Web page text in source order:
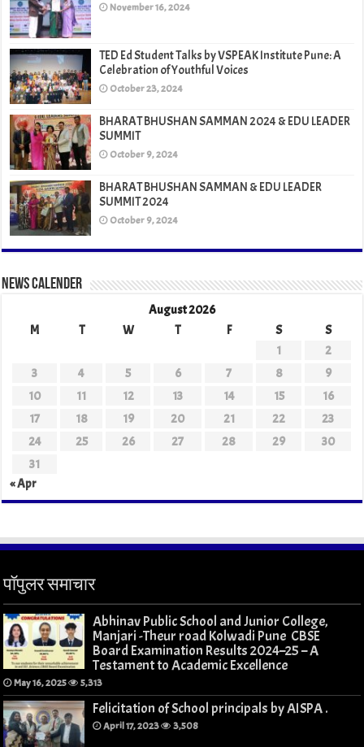
November 16, 2024
TED Ed Student Talks by VSPEAK Institute Pune: A
Celebration of Youthful Voices
October 23, 2024
BHARAT BHUSHAN SAMMAN 2024 & EDU LEADER
SUMMIT
October 9, 2024
BHARAT BHUSHAN SAMMAN & EDU LEADER
SUMMIT 2024
October 9, 2024
News Calender
August 2026
M
T W T F S
S
1
2
3
4 5 6 7 8
9
10
11 12 13 14 15
16
17
18 19 20 21 22
23
24
25 26 27 28 29
30
31
« Apr
पॉपुलर समाचार
Abhinav Public School and Junior College,
Manjari -Theur road Kolwadi Pune CBSE
Board Examination Results 2024–25 – A
Testament to Academic Excellence
May 16, 2025 5,313
Felicitation of School principals by AISPA .
April 17, 2023 3,508